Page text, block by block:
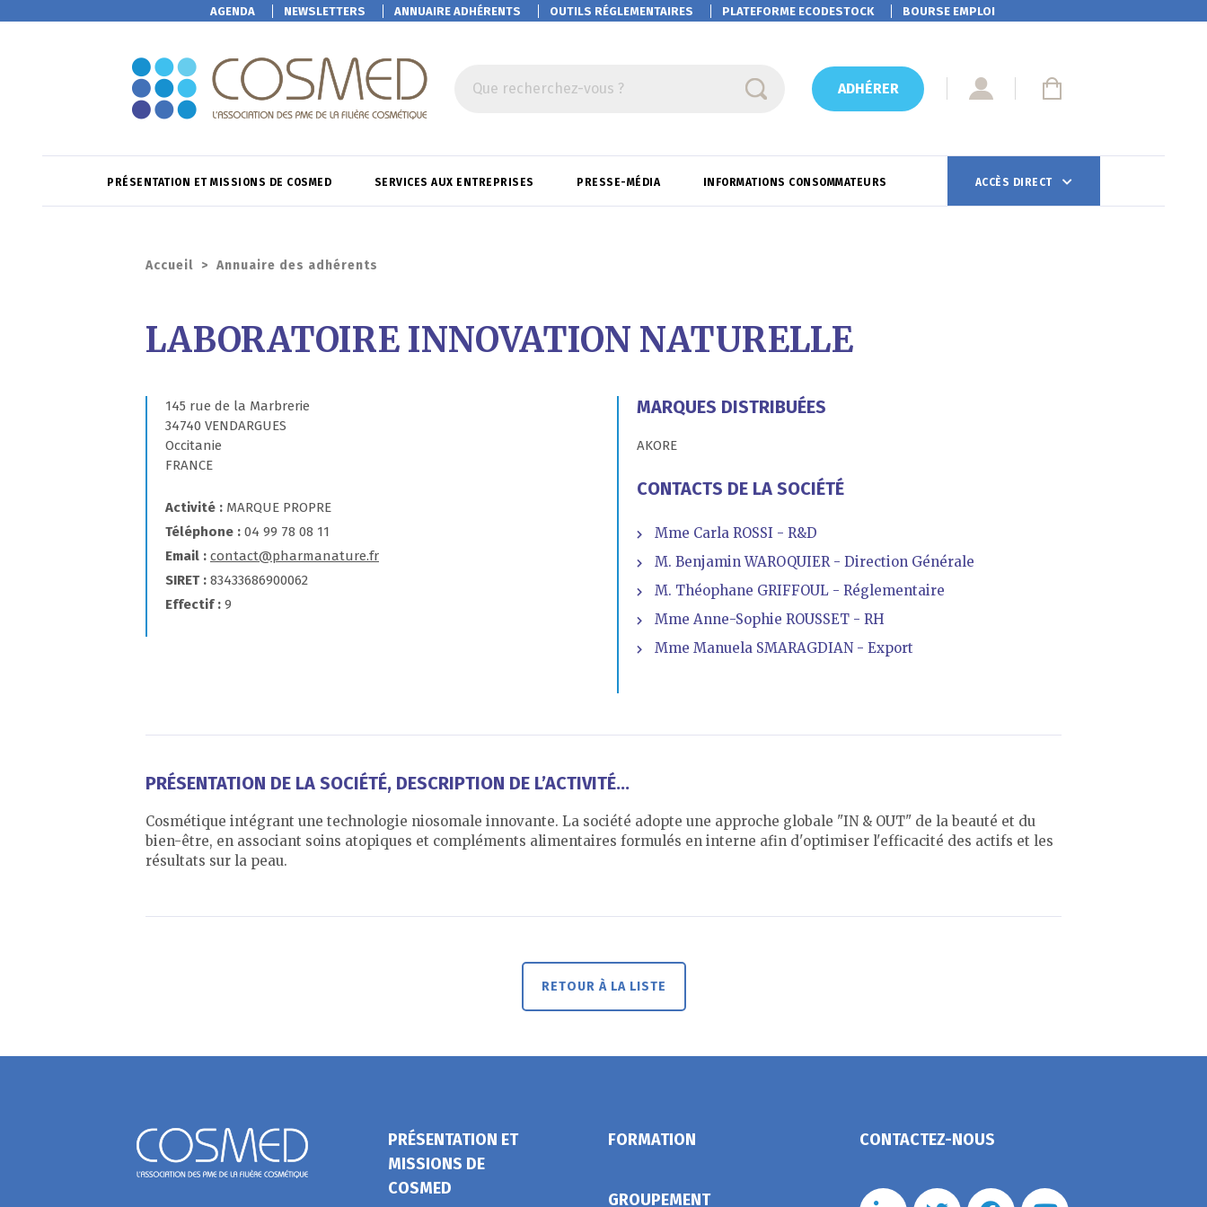
AGENDA NEWSLETTERS ANNUAIRE ADHÉRENTS OUTILS RÉGLEMENTAIRES PLATEFORMEECODESTOCK BOURSE EMPLOI
Que recherchez-vous ? ADHÉRER
PRÉSENTATION ET MISSIONS DE COSMED SERVICES AUX ENTREPRISES PRESSE-MÉDIA INFORMATIONS CONSOMMATEURS ACCÈS DIRECT
Accueil > Annuaire des adhérents
LABORATOIRE INNOVATION NATURELLE
145 rue de la Marbrerie
34740 VENDARGUES
Occitanie
FRANCE
Activité
MARQUE PROPRE
Téléphone
04 99 78 08 11
Email
contact@pharmanature.fr
SIRET
83433686900062
Effectif
9
MARQUES DISTRIBUÉES
AKORE
CONTACTS DE LA SOCIÉTÉ
Mme Carla ROSSI - R&D
M. Benjamin WAROQUIER - Direction Générale
M. Théophane GRIFFOUL - Réglementaire
Mme Anne-Sophie ROUSSET - RH
Mme Manuela SMARAGDIAN - Export
PRÉSENTATION DE LA SOCIÉTÉ, DESCRIPTION DE L’ACTIVITÉ...
Cosmétique intégrant une technologie niosomale innovante. La société adopte une approche globale "IN & OUT" de la beauté et du
bien-être, en associant soins atopiques et compléments alimentaires formulés en interne afin d'optimiser l'efficacité des actifs et les
résultats sur la peau.
RETOUR À LA LISTE
PRÉSENTATION ET
MISSIONS DE
COSMED
FORMATION
GROUPEMENT
CONTACTEZ-NOUS